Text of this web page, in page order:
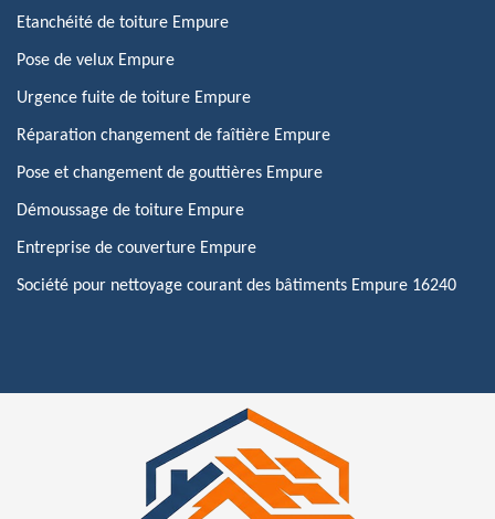
Etanchéité de toiture Empure
Pose de velux Empure
Urgence fuite de toiture Empure
Réparation changement de faîtière Empure
Pose et changement de gouttières Empure
Démoussage de toiture Empure
Entreprise de couverture Empure
Société pour nettoyage courant des bâtiments Empure 16240